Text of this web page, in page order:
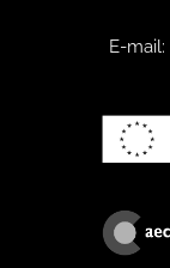
E-mail: